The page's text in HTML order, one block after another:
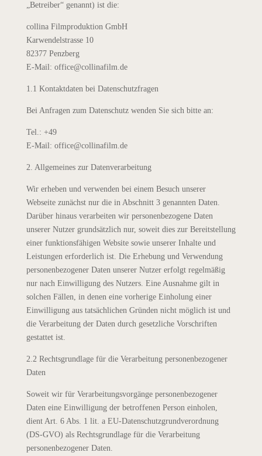
„Betreiber“ genannt) ist die:
collina Filmproduktion GmbH
Karwendelstrasse 10
82377 Penzberg
E-Mail: office@collinafilm.de
1.1 Kontaktdaten bei Datenschutzfragen
Bei Anfragen zum Datenschutz wenden Sie sich bitte an:
Tel.: +49
E-Mail: office@collinafilm.de
2. Allgemeines zur Datenverarbeitung
Wir erheben und verwenden bei einem Besuch unserer
Webseite zunächst nur die in Abschnitt 3 genannten Daten.
Darüber hinaus verarbeiten wir personenbezogene Daten
unserer Nutzer grundsätzlich nur, soweit dies zur Bereitstellung
einer funktionsfähigen Website sowie unserer Inhalte und
Leistungen erforderlich ist. Die Erhebung und Verwendung
personenbezogener Daten unserer Nutzer erfolgt regelmäßig
nur nach Einwilligung des Nutzers. Eine Ausnahme gilt in
solchen Fällen, in denen eine vorherige Einholung einer
Einwilligung aus tatsächlichen Gründen nicht möglich ist und
die Verarbeitung der Daten durch gesetzliche Vorschriften
gestattet ist.
2.2 Rechtsgrundlage für die Verarbeitung personenbezogener
Daten
Soweit wir für Verarbeitungsvorgänge personenbezogener
Daten eine Einwilligung der betroffenen Person einholen,
dient Art. 6 Abs. 1 lit. a EU-Datenschutzgrundverordnung
(DS-GVO) als Rechtsgrundlage für die Verarbeitung
personenbezogener Daten.